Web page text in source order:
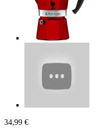
34,99 €